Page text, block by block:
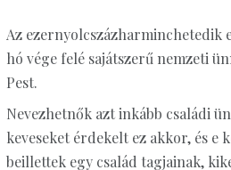
Az ezernyolcszázharminchetedik
hó vége felé sajátszerű nemzeti
Pest.
Nevezhetnők azt inkább családi
keveseket érdekelt ez akkor, és e
beillettek egy család tagjainak,